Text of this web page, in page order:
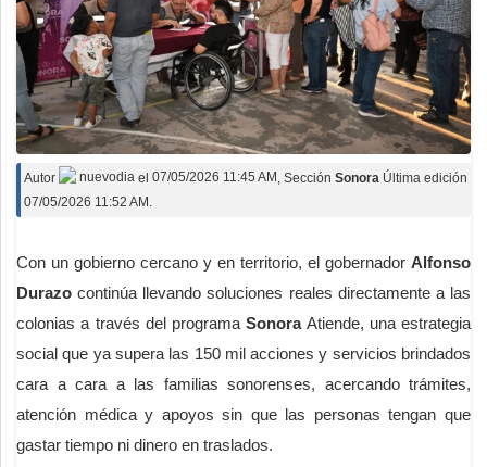
Autor nuevodia el 07/05/2026 11:45 AM , Sección Sonora Última edición
07/05/2026 11:52 AM.
Con un gobierno cercano y en territorio, el gobernador Alfonso
Durazo continúa llevando soluciones reales directamente a las
colonias a través del programaSonoraAtiende, una estrategia
social que ya supera las 150 mil acciones y servicios brindados
cara a cara a las familias sonorenses, acercando trámites,
atención médica y apoyos sin que las personas tengan que
gastar tiempo ni dinero en traslados.